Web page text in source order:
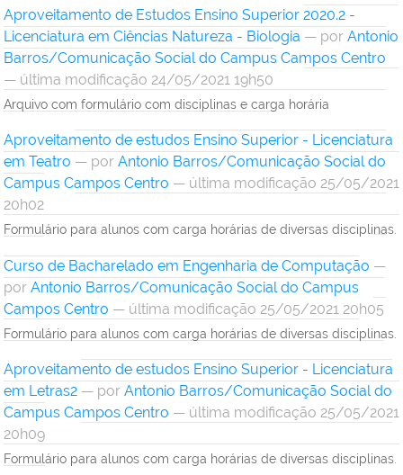
Aproveitamento de Estudos Ensino Superior 2020.2 -
Licenciatura em Ciências Natureza - Biologia — por Antonio
Barros/Comunicação Social do Campus Campos Centro
— última modificação 24/05/2021 19h50
Arquivo com formulário com disciplinas e carga horária
Aproveitamento de estudos Ensino Superior - Licenciatura
em Teatro — por Antonio Barros/Comunicação Social do
Campus Campos Centro — última modificação 25/05/2021
20h02
Formulário para alunos com carga horárias de diversas disciplinas.
Curso de Bacharelado em Engenharia de Computação —
por Antonio Barros/Comunicação Social do Campus
Campos Centro — última modificação 25/05/2021 20h05
Formulário para alunos com carga horárias de diversas disciplinas.
Aproveitamento de estudos Ensino Superior - Licenciatura
em Letras2 — por Antonio Barros/Comunicação Social do
Campus Campos Centro — última modificação 25/05/2021
20h09
Formulário para alunos com carga horárias de diversas disciplinas.